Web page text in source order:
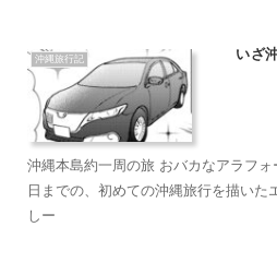
沖縄旅行記 いざ
沖縄本島約一周の旅 おバカなアラフ
日までの、初めての沖縄旅行を描いた
しー